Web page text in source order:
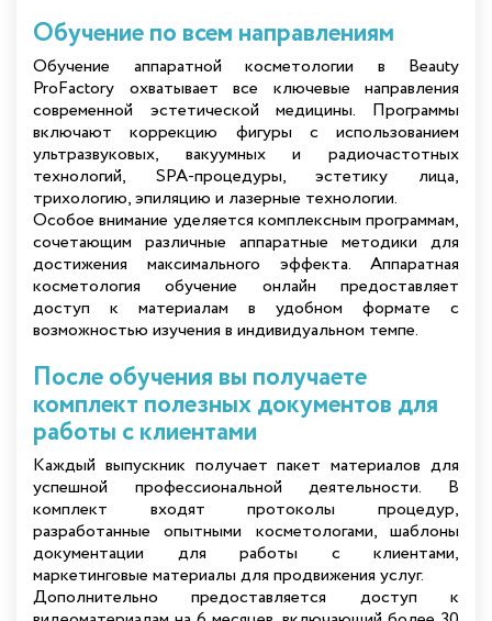
Обучение по всем направлениям
Обучение аппаратной косметологии в Beauty
ProFactory охватывает все ключевые направления
современной эстетической медицины. Программы
включают коррекцию фигуры с использованием
ультразвуковых, вакуумных и радиочастотных
технологий, SPA-процедуры, эстетику лица,
трихологию, эпиляцию и лазерные технологии.
Особое внимание уделяется комплексным программам,
сочетающим различные аппаратные методики для
достижения максимального эффекта. Аппаратная
косметология обучение онлайн предоставляет
доступ к материалам в удобном формате с
возможностью изучения в индивидуальном темпе.
После обучения вы получаете
комплект полезных документов для
работы с клиентами
Каждый выпускник получает пакет материалов для
успешной профессиональной деятельности. В
комплект входят протоколы процедур,
разработанные опытными косметологами, шаблоны
документации для работы с клиентами,
маркетинговые материалы для продвижения услуг.
Дополнительно предоставляется доступ к